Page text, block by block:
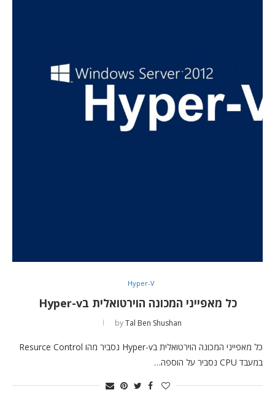
Hyper-V
כל מאפייני המכונה הוירטואלית בHyper-v
byTal Ben Shushan
כל מאפייני המכונה הוירטואלית בHyper-v נסביר מהו Resurce Control
במעבד CPU נסביר על הוספה…